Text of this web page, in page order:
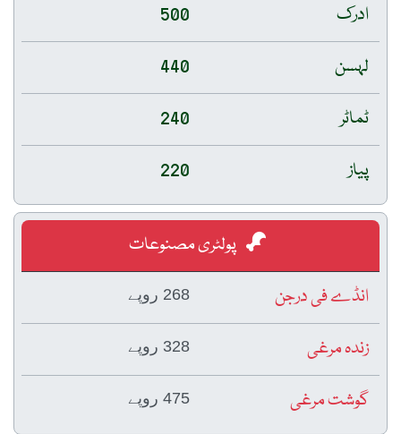
ادرک
500
لہسن
440
ٹماٹر
240
پیاز
220
پولٹری مصنوعات
انڈے فی درجن
268 روپے
زندہ مرغی 328 روپے
گوشت مرغی 475 روپے